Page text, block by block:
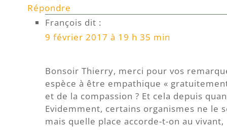
Répondre
François dit :
9 février 2017 à 19 h 35 min
Bonsoir Thierry, merci pour vos
espèce à être empathique «
et de la compassion ? Et cela depuis
Evidemment, certains organismes ne le
mais quelle place accorde-t-on au vivant,